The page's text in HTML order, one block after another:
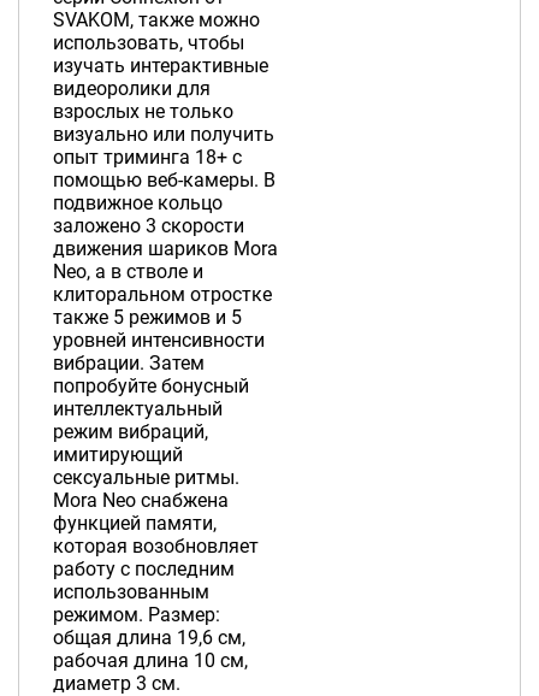
SVAKOM, также можно
использовать, чтобы
изучать интерактивные
видеоролики для
взрослых не только
визуально или получить
опыт триминга 18+ с
помощью веб-камеры. В
подвижное кольцо
заложено 3 скорости
движения шариков Mora
Neo, а в стволе и
клиторальном отростке
также 5 режимов и 5
уровней интенсивности
вибрации. Затем
попробуйте бонусный
интеллектуальный
режим вибраций,
имитирующий
сексуальные ритмы.
Mora Neo снабжена
функцией памяти,
которая возобновляет
работу с последним
использованным
режимом. Размер:
общая длина 19,6 см,
рабочая длина 10 см,
диаметр 3 см.